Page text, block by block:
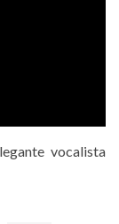
vocalista